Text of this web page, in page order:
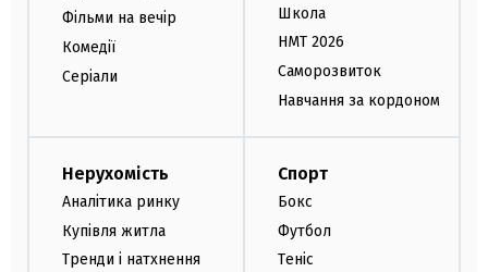
Фільми на вечір
Комедії
Серіали
Школа
НМТ 2026
Саморозвиток
Навчання за кордоном
Нерухомість
Аналітика ринку
Купівля житла
Тренди і натхнення
Спорт
Бокс
Футбол
Теніс